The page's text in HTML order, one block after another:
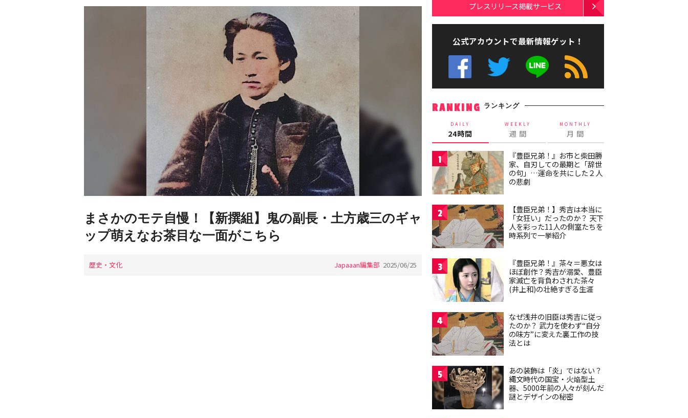
まさかのモテ自慢！【新撰組】鬼の副長・土方歳三のギャ
ップ萌えなお茶目な一面がこちら
歴史・文化 Japaaan編集部 2025/06/25
プレスリリース掲載サービス
公式アカウントで最新情報ゲット！
RANKING ランキング
DAILY
24時間
WEEKLY
週 間
MONTHLY
月 間
1
『豊臣兄弟！』お市と柴田勝
家、自刃しての最期と「辞世
の句」…運命を共にした２人
の悲劇
2
【豊臣兄弟！】秀吉は本当に
「女狂い」だったのか？ 天下
人を彩った11人の側室たちを
時系列で一挙紹介
3
『豊臣兄弟！』茶々＝悪女は
ほぼ創作？秀吉が溺愛、豊臣
家滅亡を背負わされた茶々
(井上和)の壮絶すぎる生涯
4
なぜ浅井の旧臣は秀吉に従っ
たのか？ 武力を使わず“自分
の味方”に変えた裏工作の技
法とは
5
あの装飾は「炎」ではない？
縄文時代の国宝・火焔型土
器、5000年前の人々が刻んだ
謎とデザインの秘密